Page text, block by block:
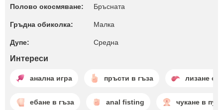
Полово окосмяване: Бръсната
Гръдна обиколка: Малкa
Дупе: Среднa
Интереси
анална игра пръсти в гъза лизане
ебане в гъза anal fisting чукане в